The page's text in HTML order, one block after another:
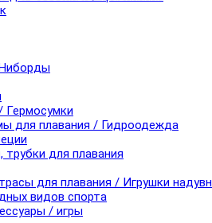
Гермосумки
для плавания / Гидроодежда
трубки для плавания
для плавания / Игрушки
видов спорта
/ игры